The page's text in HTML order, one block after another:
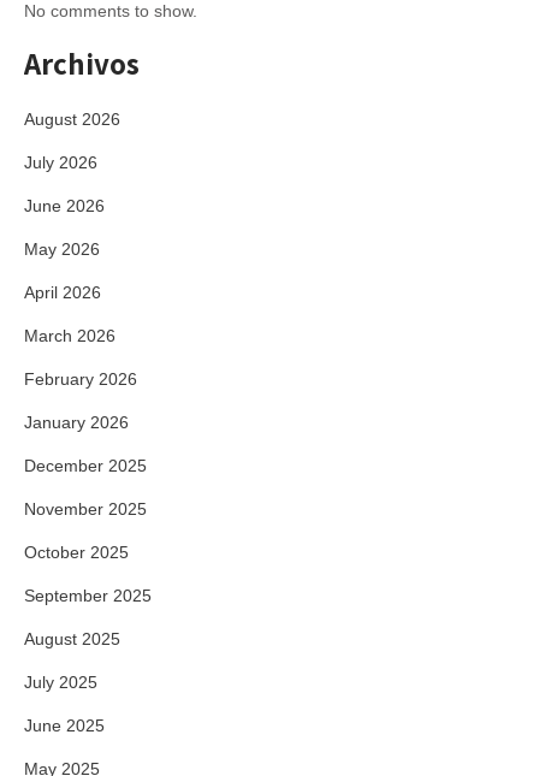
No comments to show.
Archivos
August 2026
July 2026
June 2026
May 2026
April 2026
March 2026
February 2026
January 2026
December 2025
November 2025
October 2025
September 2025
August 2025
July 2025
June 2025
May 2025